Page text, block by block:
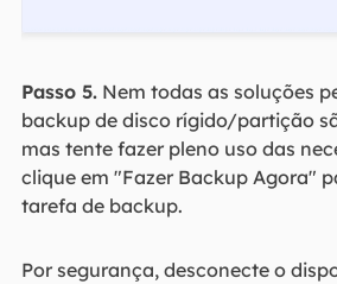
Passo 5.Nem todas as soluções
backup de disco rígido/partição
mas tente fazer pleno uso das
clique em "Fazer Backup Agora"
tarefa de backup.
Por segurança, desconecte o